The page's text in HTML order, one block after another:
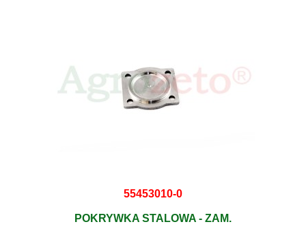
55453010-0
POKRYWKA STALOWA - ZAM.